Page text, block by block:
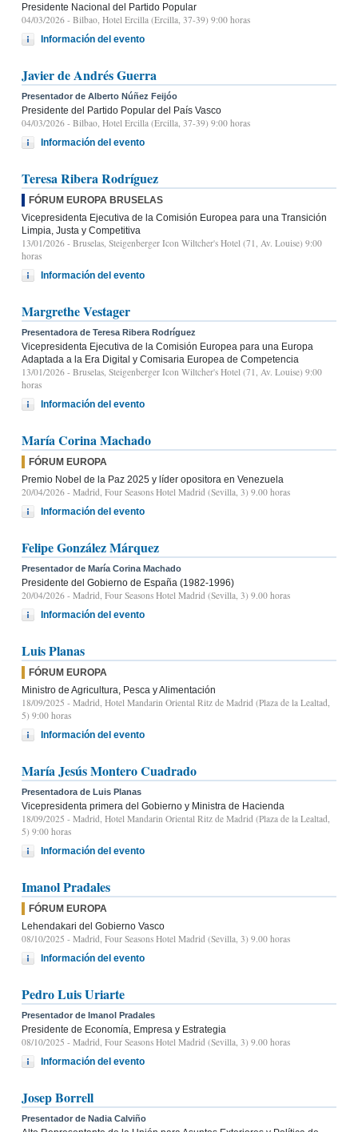
Presidente Nacional del Partido Popular
04/03/2026 - Bilbao, Hotel Ercilla (Ercilla, 37-39) 9:00 horas
Información del evento
Javier de Andrés Guerra
Presentador de Alberto Núñez Feijóo
Presidente del Partido Popular del País Vasco
04/03/2026 - Bilbao, Hotel Ercilla (Ercilla, 37-39) 9:00 horas
Información del evento
Teresa Ribera Rodríguez
FÓRUM EUROPA BRUSELAS
Vicepresidenta Ejecutiva de la Comisión Europea para una Transición
Limpia, Justa y Competitiva
13/01/2026 - Bruselas, Steigenberger Icon Wiltcher's Hotel (71, Av. Louise) 9:00
horas
Información del evento
Margrethe Vestager
Presentadora de Teresa Ribera Rodríguez
Vicepresidenta Ejecutiva de la Comisión Europea para una Europa
Adaptada a la Era Digital y Comisaria Europea de Competencia
13/01/2026 - Bruselas, Steigenberger Icon Wiltcher's Hotel (71, Av. Louise) 9:00
horas
Información del evento
María Corina Machado
FÓRUM EUROPA
Premio Nobel de la Paz 2025 y líder opositora en Venezuela
20/04/2026 - Madrid, Four Seasons Hotel Madrid (Sevilla, 3) 9.00 horas
Información del evento
Felipe González Márquez
Presentador de María Corina Machado
Presidente del Gobierno de España (1982-1996)
20/04/2026 - Madrid, Four Seasons Hotel Madrid (Sevilla, 3) 9.00 horas
Información del evento
Luis Planas
FÓRUM EUROPA
Ministro de Agricultura, Pesca y Alimentación
18/09/2025 - Madrid, Hotel Mandarin Oriental Ritz de Madrid (Plaza de la Lealtad,
5) 9:00 horas
Información del evento
María Jesús Montero Cuadrado
Presentadora de Luis Planas
Vicepresidenta primera del Gobierno y Ministra de Hacienda
18/09/2025 - Madrid, Hotel Mandarin Oriental Ritz de Madrid (Plaza de la Lealtad,
5) 9:00 horas
Información del evento
Imanol Pradales
FÓRUM EUROPA
Lehendakari del Gobierno Vasco
08/10/2025 - Madrid, Four Seasons Hotel Madrid (Sevilla, 3) 9.00 horas
Información del evento
Pedro Luis Uriarte
Presentador de Imanol Pradales
Presidente de Economía, Empresa y Estrategia
08/10/2025 - Madrid, Four Seasons Hotel Madrid (Sevilla, 3) 9.00 horas
Información del evento
Josep Borrell
Presentador de Nadia Calviño